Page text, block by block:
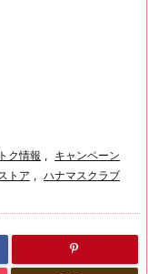
ク情報 , キャンペーン
トア , ハナマスクラブ